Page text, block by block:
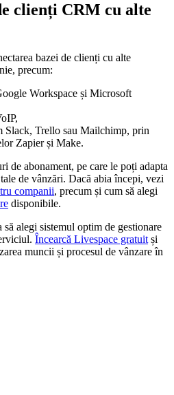
clienți CRM cu alte
bazei de clienți cu alte
precum:
Workspace și Microsoft
Slack, Trello sau Mailchimp, prin
Zapier și Make.
de abonament, pe care le poți adapta
de vânzări. Dacă abia începi, vezi
companii, precum și cum să alegi
disponibile.
alegi sistemul optim de gestionare
Încearcă Livespace gratuit și
muncii și procesul de vânzare în